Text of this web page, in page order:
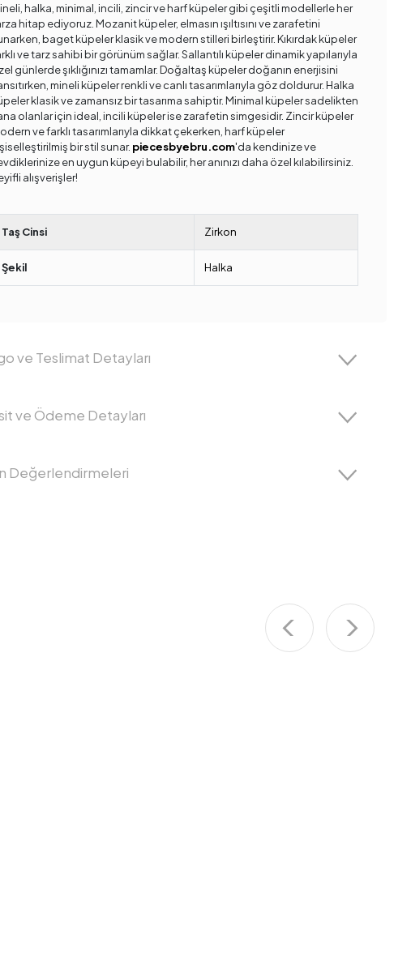
halka, minimal, incili, zincir ve harf küpeler gibi çeşitli modellerle her
hitap ediyoruz. Mozanit küpeler, elmasın ışıltısını ve zarafetini
baget küpeler klasik ve modern stilleri birleştirir. Kıkırdak küpeler
ve tarz sahibi bir görünüm sağlar. Sallantılı küpeler dinamik yapılarıyla
günlerde şıklığınızı tamamlar. Doğaltaş küpeler doğanın enerjisini
mineli küpeler renkli ve canlı tasarımlarıyla göz doldurur. Halka
klasik ve zamansız bir tasarıma sahiptir. Minimal küpeler sadelikten
olanlar için ideal, incili küpeler ise zarafetin simgesidir. Zincir küpeler
ve farklı tasarımlarıyla dikkat çekerken, harf küpeler
bir stil sunar. piecesbyebru.com'da kendinize ve
en uygun küpeyi bulabilir, her anınızı daha özel kılabilirsiniz.
alışverişler!
Taş Cinsi Zirkon
Şekil Halka
ve Teslimat Detayları
ve Ödeme Detayları
Değerlendirmeleri